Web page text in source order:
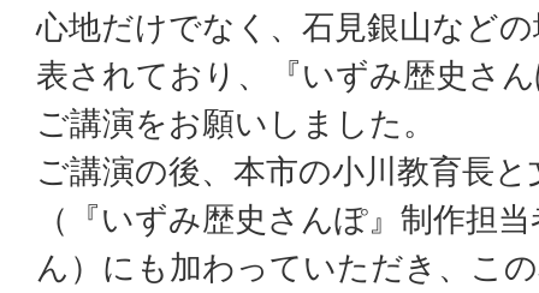
心地だけでなく、石見銀山など
表されており、『いずみ歴史さ
ご講演をお願いしました。
ご講演の後、本市の小川教育長
（『いずみ歴史さんぽ』制作担
ん）にも加わっていただき、こ